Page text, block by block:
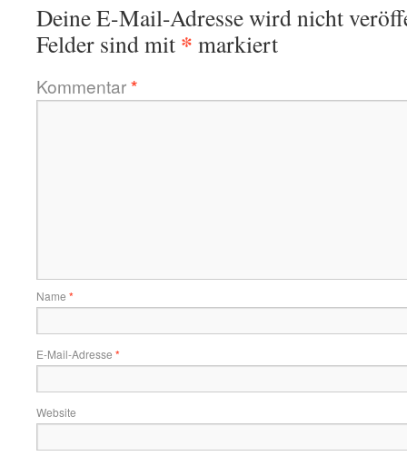
Deine E-Mail-Adresse wird nicht
Felder sind mit * markiert
Kommentar*
Name *
E-Mail-Adresse *
Website